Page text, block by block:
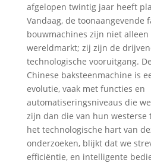
afgelopen twintig jaar heeft
Vandaag, de toonaangevende
bouwmachines zijn niet
wereldmarkt; zij zijn de
technologische vooruitgang.
Chinese baksteenmachine is
evolutie, vaak met functies en
automatiseringsniveaus die
zijn dan die van hun westerse
het technologische hart van
onderzoeken, blijkt dat we
efficiëntie, en intelligente